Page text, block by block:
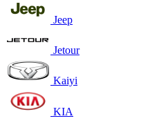
Jeep
Jetour
Kaiyi
KIA